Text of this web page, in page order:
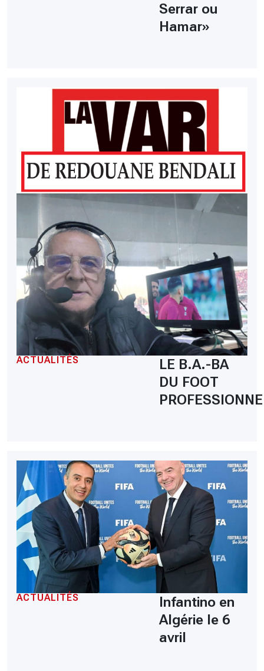
Serrar ou
Hamar»
ACTUALITÉS
LE B.A.-BA
DU FOOT
ACTUALITÉS
Infantino en
Algérie le 6
avril